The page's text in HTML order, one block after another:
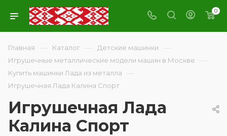
0
Главная — Каталог — Детские машинки —
Игрушечные металлические модели машин в Москве —
Купить машинки Лада из металла —
Игрушечная Лада Калина Спорт
Игрушечная Лада
Калина Спорт